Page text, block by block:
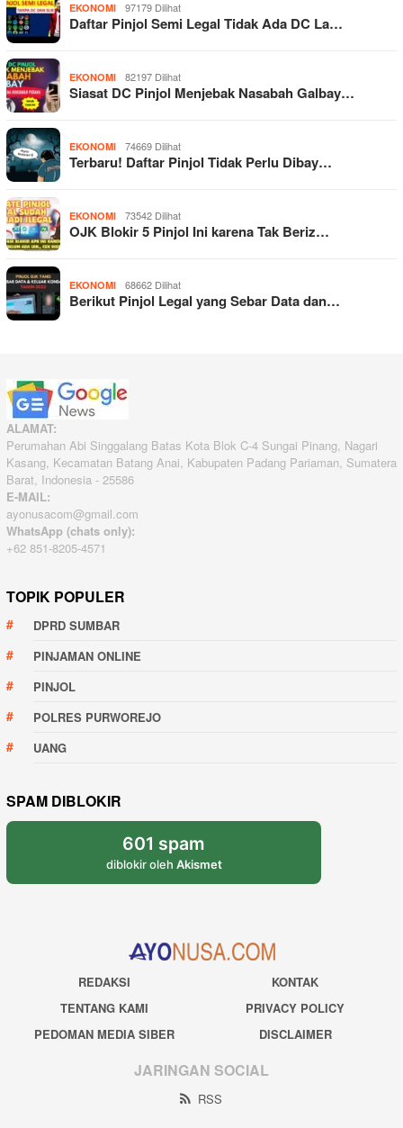
EKONOMI 97179 Dilihat
Daftar Pinjol Semi Legal Tidak Ada DC La…
EKONOMI 82197 Dilihat
Siasat DC Pinjol Menjebak Nasabah Galbay…
EKONOMI 74669 Dilihat
Terbaru! Daftar Pinjol Tidak Perlu Dibay…
EKONOMI 73542 Dilihat
OJK Blokir 5 Pinjol Ini karena Tak Beriz…
EKONOMI 68662 Dilihat
Berikut Pinjol Legal yang Sebar Data dan…
ALAMAT:
Perumahan Abi Singgalang Batas Kota Blok C-4 Sungai Pinang, Nagari
Kasang, Kecamatan Batang Anai, Kabupaten Padang Pariaman, Sumatera
Barat, Indonesia - 25586
E-MAIL:
ayonusacom@gmail.com
WhatsApp (chats only):
+62 851-8205-4571
TOPIK POPULER
DPRD SUMBAR
PINJAMAN ONLINE
PINJOL
POLRES PURWOREJO
UANG
SPAM DIBLOKIR
601 spam
diblokir oleh Akismet
REDAKSI
KONTAK
TENTANG KAMI
PRIVACY POLICY
PEDOMAN MEDIA SIBER
DISCLAIMER
JARINGAN SOCIAL
RSS